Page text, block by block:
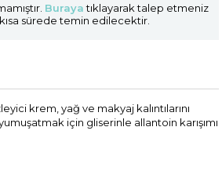
Burayatıklayarak talep etmeniz
sürede temin edilecektir.
krem, yağ ve makyaj kalıntılarını
için gliserinle allantoin karışımı